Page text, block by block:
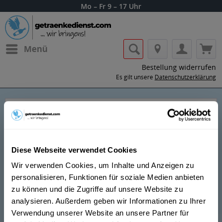
Diese Webseite verwendet Cookies
Wir verwenden Cookies, um Inhalte und Anzeigen zu
personalisieren, Funktionen für soziale Medien anbieten
zu können und die Zugriffe auf unsere Website zu
analysieren. Außerdem geben wir Informationen zu Ihrer
Verwendung unserer Website an unsere Partner für
Mo – Fr 9 – 17 Uhr
Menü
Bestellung widerrufen
Es gilt unsere Datenschutzerklärung
Six Saints
Lass dir die Getränke von Six Saints nach
Hause oder ins Büro liefern.